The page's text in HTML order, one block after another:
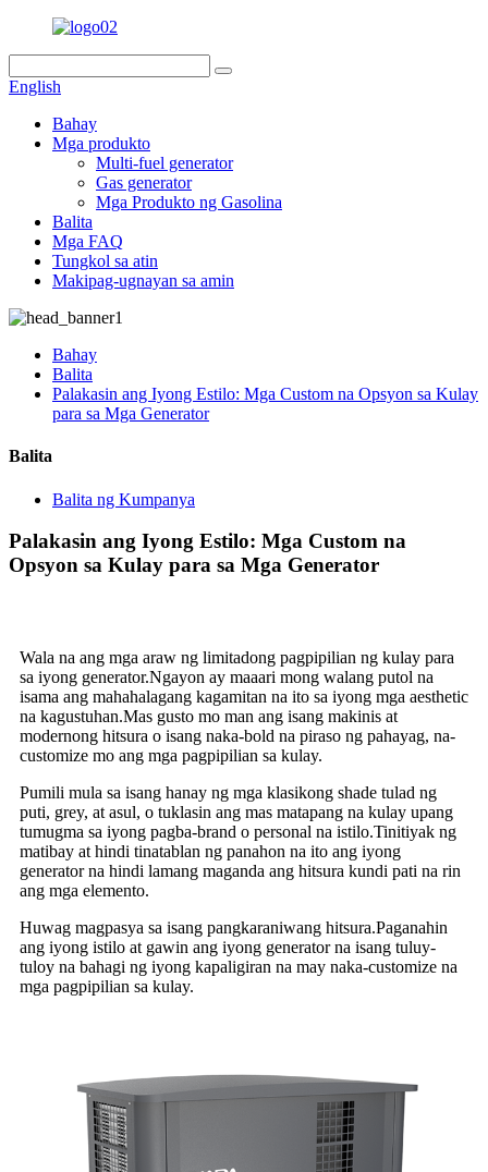
English
Bahay
Mga produkto
Multi-fuel generator
Gas generator
Mga Produkto ng Gasolina
Balita
Mga FAQ
Tungkol sa atin
Makipag-ugnayan sa amin
Bahay
Balita
Palakasin ang Iyong Estilo: Mga Custom na Opsyon sa Kulay
para sa Mga Generator
Balita
Balita ng Kumpanya
Palakasin ang Iyong Estilo: Mga Custom na
Opsyon sa Kulay para sa Mga Generator
Wala na ang mga araw ng limitadong pagpipilian ng kulay para
sa iyong generator.Ngayon ay maaari mong walang putol na
isama ang mahahalagang kagamitan na ito sa iyong mga aesthetic
na kagustuhan.Mas gusto mo man ang isang makinis at
modernong hitsura o isang naka-bold na piraso ng pahayag, na-
customize mo ang mga pagpipilian sa kulay.
Pumili mula sa isang hanay ng mga klasikong shade tulad ng
puti, grey, at asul, o tuklasin ang mas matapang na kulay upang
tumugma sa iyong pagba-brand o personal na istilo.Tinitiyak ng
matibay at hindi tinatablan ng panahon na ito ang iyong
generator na hindi lamang maganda ang hitsura kundi pati na rin
ang mga elemento.
Huwag magpasya sa isang pangkaraniwang hitsura.Paganahin
ang iyong istilo at gawin ang iyong generator na isang tuluy-
tuloy na bahagi ng iyong kapaligiran na may naka-customize na
mga pagpipilian sa kulay.